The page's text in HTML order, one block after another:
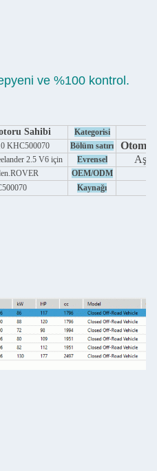
ve %100 kontrol.
Sahibi Kategorisi
KHC500070 Bölüm satırı
2.5 V6 için Evrensel
ROVER OEM/ODM
Kaynağı